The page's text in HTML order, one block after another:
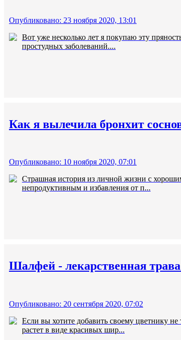
Опубликовано: 23 ноября 2020, 13:01
Вот уже несколько лет я покупаю эту
простудных заболеваний....
Как я вылечила бронхит
Опубликовано: 10 ноября 2020, 07:01
Страшная история из личной жизни с
непродуктивным и избавления от п...
Шалфей - лекарственная
Опубликовано: 20 сентября 2020, 07:02
Если вы хотите добавить своему цветнику
растет в виде красивых шир...